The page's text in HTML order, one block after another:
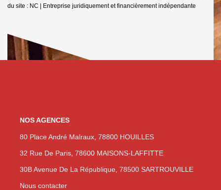
du site : NC | Entreprise juridiquement et financièrement indépendante
NOS AGENCES
80 Place André Malraux, 78800 HOUILLES
32 Rue De Paris, 78600 MAISONS-LAFFITTE
30B Avenue De La République, 78500 SARTROUVILLE
Nous contacter